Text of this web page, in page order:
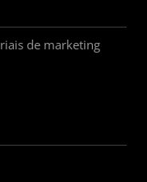
de marketing